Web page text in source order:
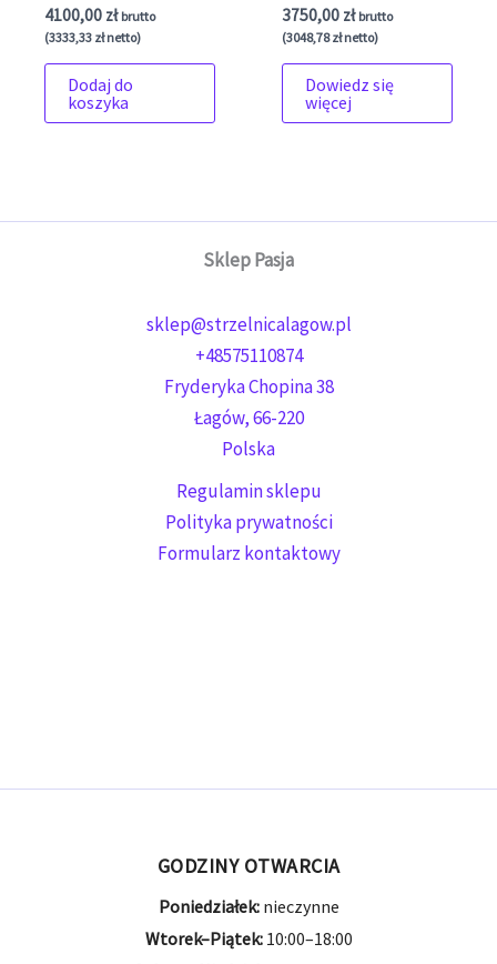
4100,00 zł brutto
(3333,33 złnetto)
Dodaj do
koszyka
3750,00 zł brutto
(3048,78złnetto)
Dowiedz się
więcej
Sklep Pasja
sklep@strzelnicalagow.pl
+48575110874
Fryderyka Chopina 38
Łagów,66-220
Polska
Regulamin sklepu
Polityka prywatności
Formularz kontaktowy
GODZINY OTWARCIA
Poniedziałek:nieczynne
Wtorek–Piątek:10:00–18:00